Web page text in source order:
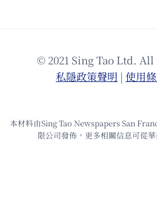
© 2021 Sing Tao Ltd.
私隱政策聲明 | 使⽤
本材料由Sing Tao Newspapers San
限公司發佈，更多相關信息可從